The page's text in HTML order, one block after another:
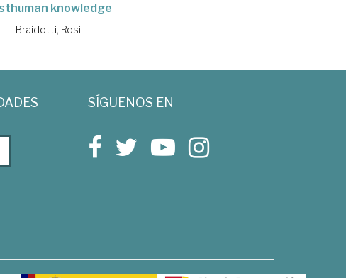
knowledge
Braidotti, Rosi
SÍGUENOS EN